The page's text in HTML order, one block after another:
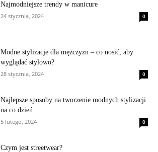
Najmodniejsze trendy w manicure
24 stycznia, 2024
0
Modne stylizacje dla mężczyzn – co nosić, aby
wyglądać stylowo?
28 stycznia, 2024
0
Najlepsze sposoby na tworzenie modnych stylizacji
na co dzień
5 lutego, 2024
0
Czym jest streetwear?